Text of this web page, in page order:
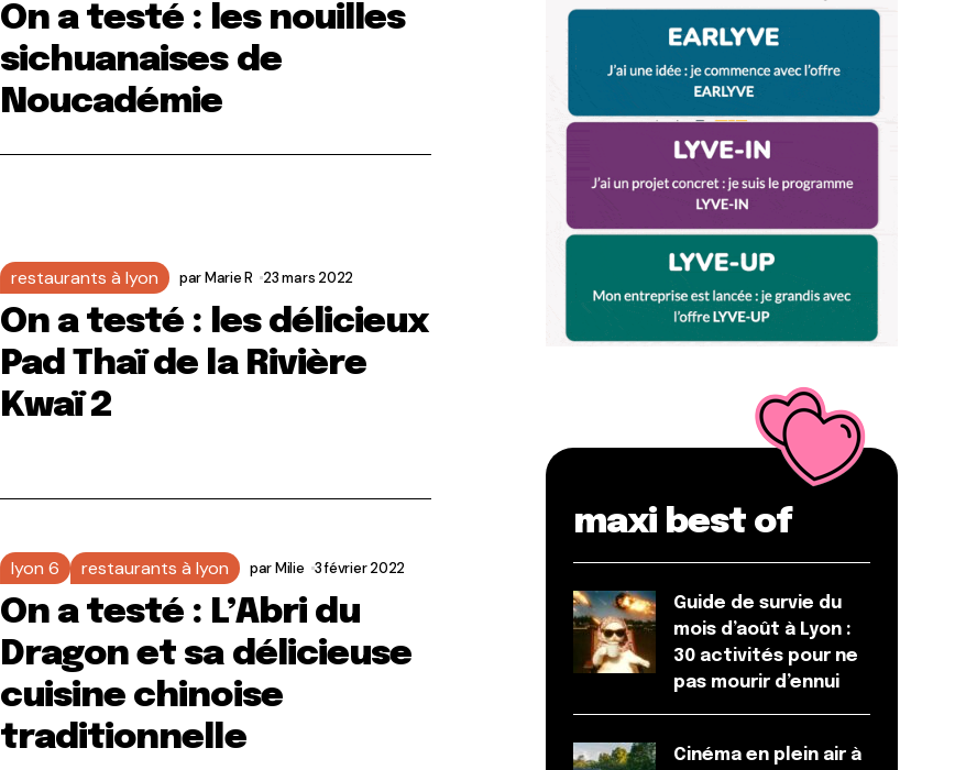
On a testé : les nouilles
sichuanaises de
Noucadémie
restaurants à lyon parMarie R 23 mars 2022
On a testé : les délicieux
Pad Thaï de la Rivière
Kwaï 2
lyon 6 restaurants à lyon parMilie 3 février 2022
On a testé : L’Abri du
Dragon et sa délicieuse
cuisine chinoise
traditionnelle
maxi best of
Guide de survie du
mois d’août à Lyon :
30 activités pour ne
pas mourir d’ennui
Cinéma en plein air à